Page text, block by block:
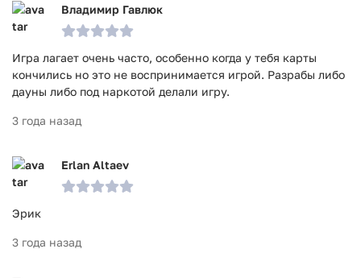
Владимир Гавлюк
Игра лагает очень часто, особенно когда у тебя карты
кончились но это не воспринимается игрой. Разрабы либо
дауны либо под наркотой делали игру.
3 года назад
Erlan Altaev
Эрик
3 года назад